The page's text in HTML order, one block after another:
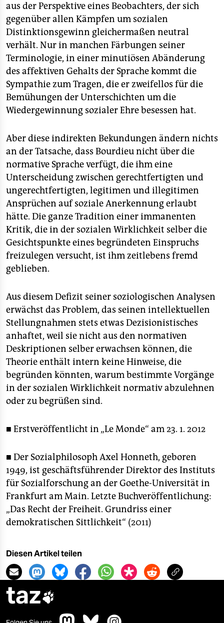
aus der Perspektive eines Beobachters, der sich
gegenüber allen Kämpfen um sozialen
Distinktionsgewinn gleichermaßen neutral
verhält. Nur in manchen Färbungen seiner
Terminologie, in einer minutiösen Abänderung
des affektiven Gehalts der Sprache kommt die
Sympathie zum Tragen, die er zweifellos für die
Bemühungen der Unterschichten um die
Wiedergewinnung sozialer Ehre besessen hat.
Aber diese indirekten Bekundungen ändern nichts
an der Tatsache, dass Bourdieu nicht über die
normative Sprache verfügt, die ihm eine
Unterscheidung zwischen gerechtfertigten und
ungerechtfertigten, legitimen und illegitimen
Ansprüchen auf soziale Anerkennung erlaubt
hätte. Die ganze Tradition einer immanenten
Kritik, die in der sozialen Wirklichkeit selber die
Gesichtspunkte eines begründeten Einspruchs
freizulegen versucht, ist ihm zeitlebens fremd
geblieben.
Aus diesem Defizit seiner soziologischen Analysen
erwächst das Problem, das seinen intellektuellen
Stellungnahmen stets etwas Dezisionistisches
anhaftet, weil sie nicht aus den normativen
Deskriptionen selber erwachsen können, die
Theorie enthält intern keine Hinweise, die
begründen könnten, warum bestimmte Vorgänge
in der sozialen Wirklichkeit normativ abzulehnen
oder zu begrüßen sind.
■ Erstveröffentlicht in „Le Monde“ am 23. 1. 2012
■ Der Sozialphilosoph Axel Honneth, geboren
1949, ist geschäftsführender Direktor des Instituts
für Sozialforschung an der Goethe-Universität in
Frankfurt am Main. Letzte Buchveröffentlichung:
„Das Recht der Freiheit. Grundriss einer
demokratischen Sittlichkeit“ (2011)
Diesen Artikel teilen
taz